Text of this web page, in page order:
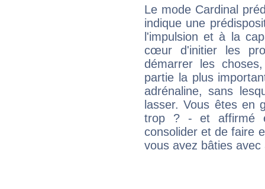
Le mode Cardinal
indique une
l'impulsion et à la
cœur d'initier les
démarrer les
partie la plus
adrénaline, sans
lasser. Vous êtes en
trop ? - et affirmé
consolider et de faire
vous avez bâties avec